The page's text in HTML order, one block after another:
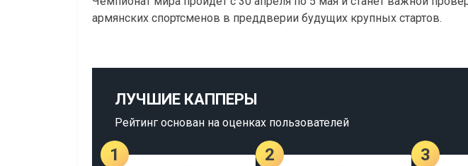
армянских спортсменов в преддверии будущих крупных стартов.
ЛУЧШИЕ КАППЕРЫ
Рейтинг основан на оценках пользователей
1 2 3